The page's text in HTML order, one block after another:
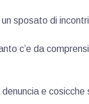
sposato di
c’e da
e cosicche